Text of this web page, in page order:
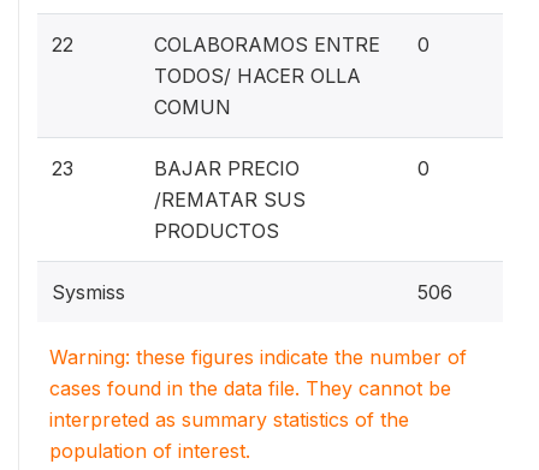
22
COLABORAMOS ENTRE
TODOS/ HACER OLLA
COMUN
0
23
BAJAR PRECIO
/REMATAR SUS
PRODUCTOS
0
Sysmiss 506
Warning: these figures indicate the number of
cases found in the data file. They cannot be
interpreted as summary statistics of the
population of interest.